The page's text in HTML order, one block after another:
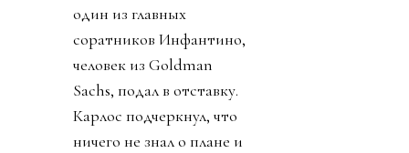
один из главных
соратников Инфантино,
человек из Goldman
Sachs, подал в отставку.
Карлос подчеркнул, что
ничего не знал о плане и